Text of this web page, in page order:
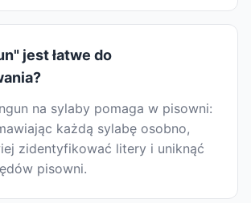
jest łatwe do
na sylaby pomaga w pisowni:
każdą sylabę osobno,
zidentyfikować litery i uniknąć
pisowni.